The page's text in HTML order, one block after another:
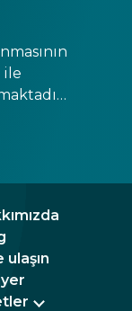
ile
bu
iş ve
ulaşın